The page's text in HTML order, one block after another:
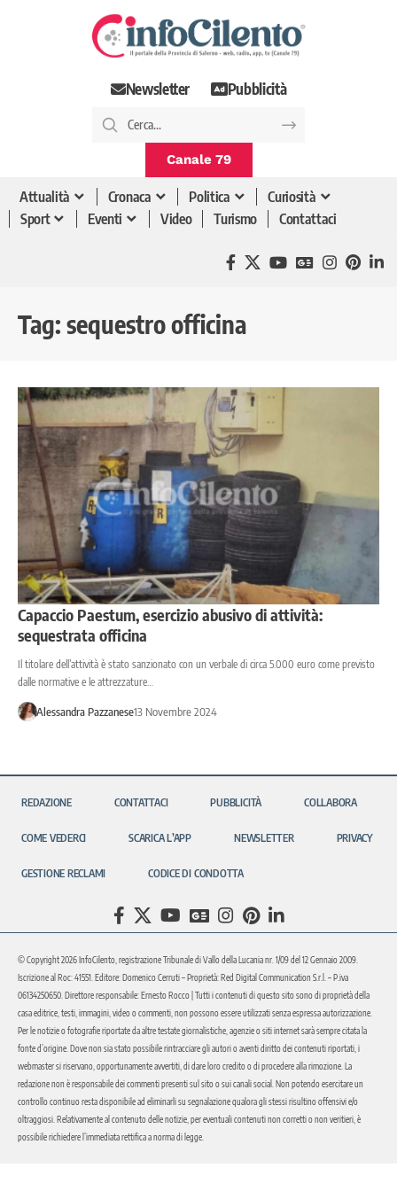
Newsletter Pubblicità
Canale 79
Attualità Cronaca Politica
Curiosità
Sport
Eventi Video Turismo Contattaci
Tag: sequestro officina
Capaccio Paestum, esercizio abusivo di attività:
sequestrata officina
Il titolare dell’attività è stato sanzionato con un verbale di circa 5.000 euro come previsto
dalle normative e le attrezzature…
Alessandra Pazzanese13 Novembre 2024
REDAZIONE CONTATTACI PUBBLICITÀ COLLABORA
COME VEDERCI SCARICA L’APP NEWSLETTER PRIVACY
GESTIONE RECLAMI CODICE DI CONDOTTA
© Copyright 2026 InfoCilento, registrazione Tribunale di Vallo della Lucania nr. 1/09 del 12 Gennaio 2009.
Iscrizione al Roc: 41551. Editore: Domenico Cerruti – Proprietà: Red Digital Communication S.r.l. – P.iva
06134250650. Direttore responsabile: Ernesto Rocco | Tutti i contenuti di questo sito sono di proprietà della
casa editrice, testi, immagini, video o commenti, non possono essere utilizzati senza espressa autorizzazione.
Per le notizie o fotografie riportate da altre testate giornalistiche, agenzie o siti internet sarà sempre citata la
fonte d’origine. Dove non sia stato possibile rintracciare gli autori o aventi diritto dei contenuti riportati, i
webmaster si riservano, opportunamente avvertiti, di dare loro credito o di procedere alla rimozione. La
redazione non è responsabile dei commenti presenti sul sito o sui canali social. Non potendo esercitare un
controllo continuo resta disponibile ad eliminarli su segnalazione qualora gli stessi risultino offensivi e/o
oltraggiosi. Relativamente al contenuto delle notizie, per eventuali contenuti non corretti o non veritieri, è
possibile richiedere l’immediata rettifica a norma di legge.